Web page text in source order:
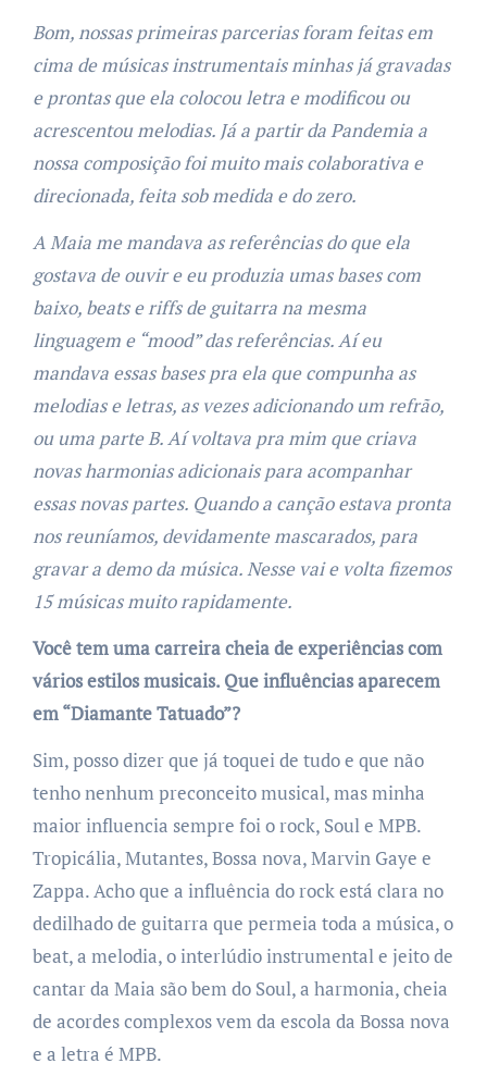
Bom, nossas primeiras parcerias foram feitas em
cima de músicas instrumentais minhas já gravadas
e prontas que ela colocou letra e modificou ou
acrescentou melodias. Já a partir da Pandemia a
nossa composição foi muito mais colaborativa e
direcionada, feita sob medida e do zero.
A Maia me mandava as referências do que ela
gostava de ouvir e eu produzia umas bases com
baixo, beats e riffs de guitarra na mesma
linguagem e “mood” das referências. Aí eu
mandava essas bases pra ela que compunha as
melodias e letras, as vezes adicionando um refrão,
ou uma parte B. Aí voltava pra mim que criava
novas harmonias adicionais para acompanhar
essas novas partes. Quando a canção estava pronta
nos reuníamos, devidamente mascarados, para
gravar a demo da música. Nesse vai e volta fizemos
15 músicas muito rapidamente.
Você tem uma carreira cheia de experiências com
vários estilos musicais. Que influências aparecem
em “Diamante Tatuado”?
Sim, posso dizer que já toquei de tudo e que não
tenho nenhum preconceito musical, mas minha
maior influencia sempre foi o rock, Soul e MPB.
Tropicália, Mutantes, Bossa nova, Marvin Gaye e
Zappa. Acho que a influência do rock está clara no
dedilhado de guitarra que permeia toda a música, o
beat, a melodia, o interlúdio instrumental e jeito de
cantar da Maia são bem do Soul, a harmonia, cheia
de acordes complexos vem da escola da Bossa nova
e a letra é MPB.